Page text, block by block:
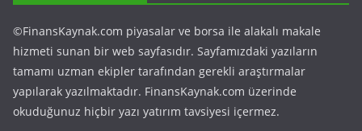
©FinansKaynak.com piyasalar ve borsa ile alakalı makale
hizmeti sunan bir web sayfasıdır. Sayfamızdaki yazıların
tamamı uzman ekipler tarafından gerekli araştırmalar
yapılarak yazılmaktadır. FinansKaynak.com üzerinde
okuduğunuz hiçbir yazı yatırım tavsiyesi içermez.